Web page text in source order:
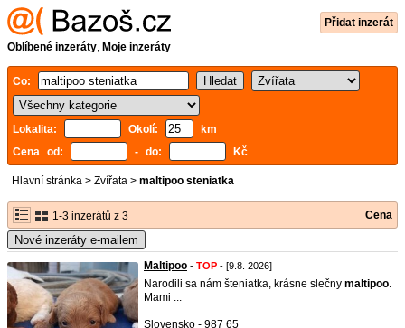
Přidat inzerát
Oblíbené inzeráty, Moje inzeráty
Co:
Lokalita: Okolí:
km
Cena od:
- do: Kč
Hlavní stránka > Zvířata > maltipoo steniatka
1-3 inzerátů z 3 Cena
Nové inzeráty e-mailem
Maltipoo - TOP - [9.8. 2026]
Narodili sa nám šteniatka, krásne slečny maltipoo.
Mami ...
Slovensko - 987 65